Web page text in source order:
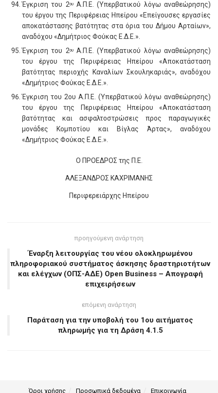
Έγκριση του 2ουΑ.Π.Ε. (Υπερβατικού λόγω αναθεώρησης)
του έργου της Περιφέρειας Ηπείρου «Επείγουσες εργασίες
αποκατάστασης βατότητας στα όρια του Δήμου Αρταίων»,
αναδόχου «Δημήτριος Φούκας Ε.Δ.Ε.».
Έγκριση του 2ουΑ.Π.Ε. (Υπερβατικού λόγω αναθεώρησης)
του έργου της Περιφέρειας Ηπείρου «Αποκατάσταση
βατότητας περιοχής Καναλίων Σκουληκαριάς», αναδόχου
«Δημήτριος Φούκας Ε.Δ.Ε.».
Έγκριση του 2ου Α.Π.Ε. (Υπερβατικού λόγω αναθεώρησης)
του έργου της Περιφέρειας Ηπείρου «Αποκατάσταση
βατότητας και ασφαλτοστρώσεις προς παραγωγικές
μονάδες Κομποτίου και Βίγλας Άρτας», αναδόχου
«Δημήτριος Φούκας Ε.Δ.Ε.».
Ο ΠΡΟΕΔΡΟΣ της Π.Ε.
ΑΛΕΞΑΝΔΡΟΣ ΚΑΧΡΙΜΑΝΗΣ
Περιφερειάρχης Ηπείρου
προηγούμενη ανάρτηση
Έναρξη λειτουργίας του νέου ολοκληρωμένου
πληροφοριακού συστήματος άσκησης δραστηριοτήτων
και ελέγχων (ΟΠΣ-ΑΔΕ) Open Business – Απογραφή
επιχειρήσεων
επόμενη ανάρτηση
Παράταση για την υποβολή του 1ου αιτήματος
πληρωμής για τη Δράση 4.1.5
Όροι χρήσης Προσωπικά δεδομένα Επικοινωνία